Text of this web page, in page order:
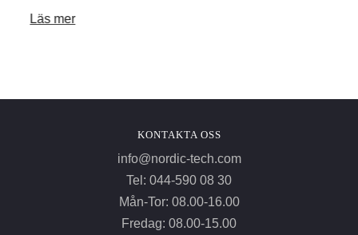
Läs mer
KONTAKTA OSS
info@nordic-tech.com
Tel: 044-590 08 30
Mån-Tor: 08.00-16.00
Fredag: 08.00-15.00